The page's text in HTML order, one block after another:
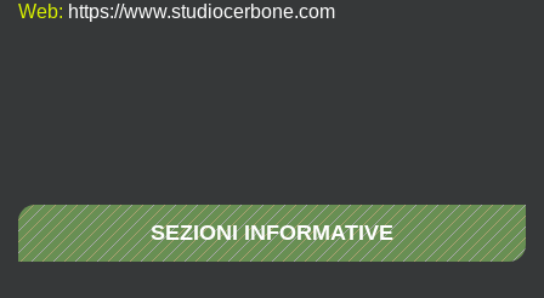
Web: https://www.studiocerbone.com
SEZIONI INFORMATIVE